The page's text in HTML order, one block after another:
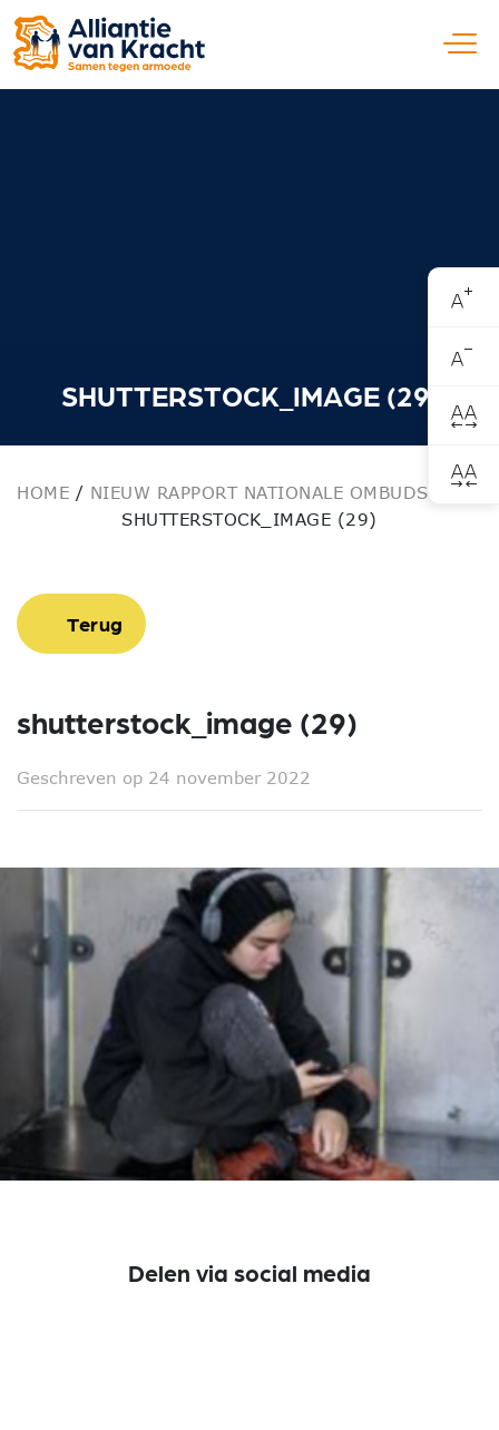
SHUTTERSTOCK_IMAGE (29)
HOME / NIEUW RAPPORT NATIONALE OMBUDSMAN/
SHUTTERSTOCK_IMAGE (29)
Terug
shutterstock_image (29)
Geschreven op 24 november 2022
Delen via social media